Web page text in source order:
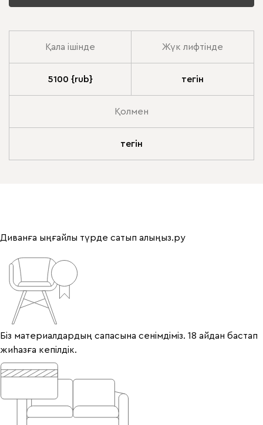
Қала ішінде Жүк лифтінде
5100 {rub} тегін
Қолмен
тегін
Диванға ыңғайлы түрде сатып алыңыз.ру
Біз материалдардың сапасына сенімдіміз. 18 айдан бастап
жиһазға кепілдік.